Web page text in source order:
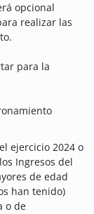
opcional
realizar las
para la
ejercicio 2024 o
Ingresos del
de edad
han tenido)
o de